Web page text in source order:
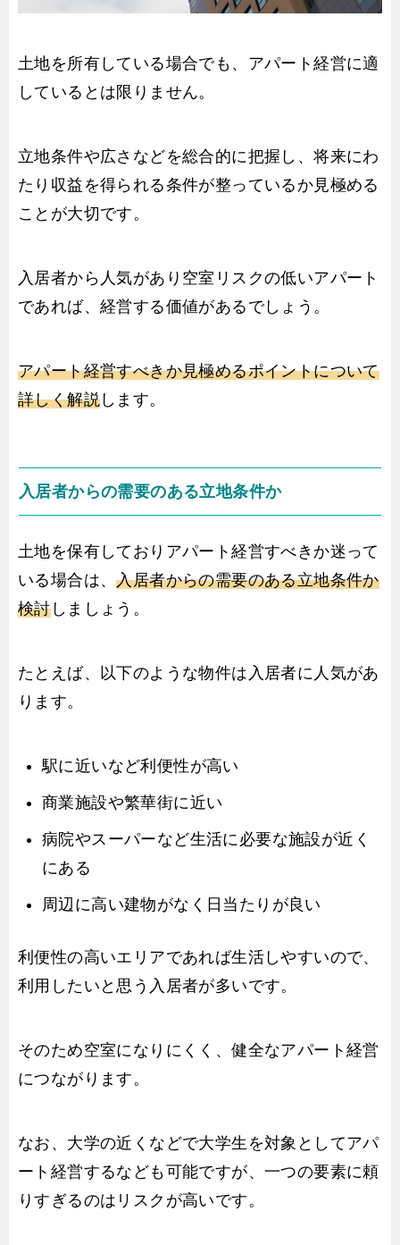
土地を所有している場合でも、アパート経営に適
しているとは限りません。
立地条件や広さなどを総合的に把握し、将来にわ
たり収益を得られる条件が整っているか見極める
ことが大切です。
入居者から人気があり空室リスクの低いアパート
であれば、経営する価値があるでしょう。
アパート経営すべきか見極めるポイントについて
詳しく解説 します。
入居者からの需要のある立地条件か
土地を保有しておりアパート経営すべきか迷って
いる場合は、入居者からの需要のある立地条件か
検討しましょう。
たとえば、以下のような物件は入居者に人気があ
ります。
駅に近いなど利便性が高い
商業施設や繁華街に近い
病院やスーパーなど生活に必要な施設が近く
にある
周辺に高い建物がなく日当たりが良い
利便性の高いエリアであれば生活しやすいので、
利用したいと思う入居者が多いです。
そのため空室になりにくく、健全なアパート経営
につながります。
なお、大学の近くなどで大学生を対象としてアパ
ート経営するなども可能ですが、一つの要素に頼
りすぎるのはリスクが高いです。